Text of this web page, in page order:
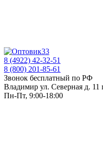
8 (4922) 42-32-51
8 (800) 201-85-61
Звонок бесплатный по РФ
Владимир ул. Северная д. 11
Пн-Пт, 9:00-18:00